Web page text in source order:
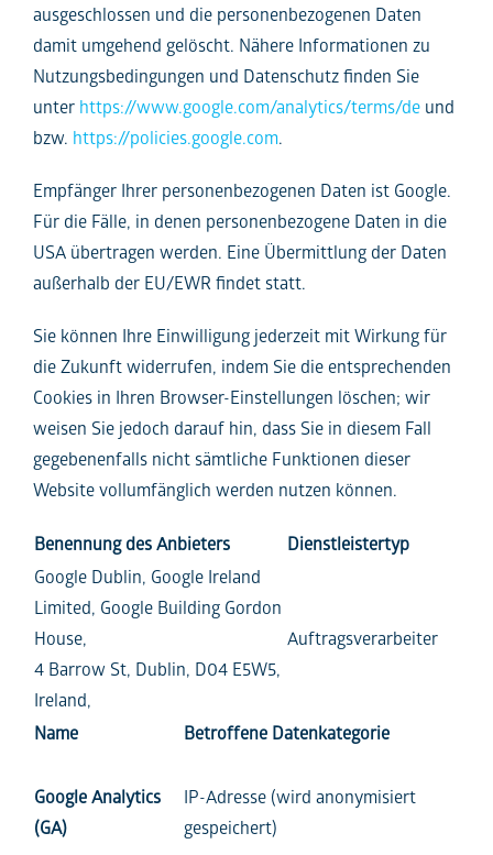
ausgeschlossen und die personenbezogenen Daten
damit umgehend gelöscht. Nähere Informationen zu
Nutzungsbedingungen und Datenschutz finden Sie
unter https://www.google.com/analytics/terms/de und
bzw. https://policies.google.com.
Empfänger Ihrer personenbezogenen Daten ist Google.
Für die Fälle, in denen personenbezogene Daten in die
USA übertragen werden. Eine Übermittlung der Daten
außerhalb der EU/EWR findet statt.
Sie können Ihre Einwilligung jederzeit mit Wirkung für
die Zukunft widerrufen, indem Sie die entsprechenden
Cookies in Ihren Browser-Einstellungen löschen; wir
weisen Sie jedoch darauf hin, dass Sie in diesem Fall
gegebenenfalls nicht sämtliche Funktionen dieser
Website vollumfänglich werden nutzen können.
Benennung des Anbieters
Dienstleistertyp
Google Dublin, Google Ireland
Limited, Google Building Gordon
House,
4 Barrow St, Dublin, D04 E5W5,
Ireland,
Auftragsverarbeiter
Name Betroffene Datenkategorie
Google Analytics
(GA)
IP-Adresse (wird anonymisiert
gespeichert)